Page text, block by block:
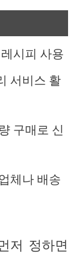
시피 사용
서비스 활
구매로 신
체나 배송
저 정하면